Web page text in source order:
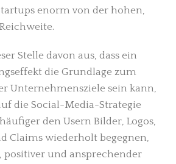
enorm von der hohen,
Stelle davon aus, dass ein
die Grundlage zum
Unternehmensziele sein kann,
die Social-Media-Strategie
den Usern Bilder, Logos,
Claims wiederholt begegnen,
positiver und ansprechender